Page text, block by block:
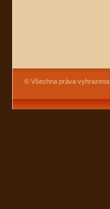
© Všechna práva vyhrazena